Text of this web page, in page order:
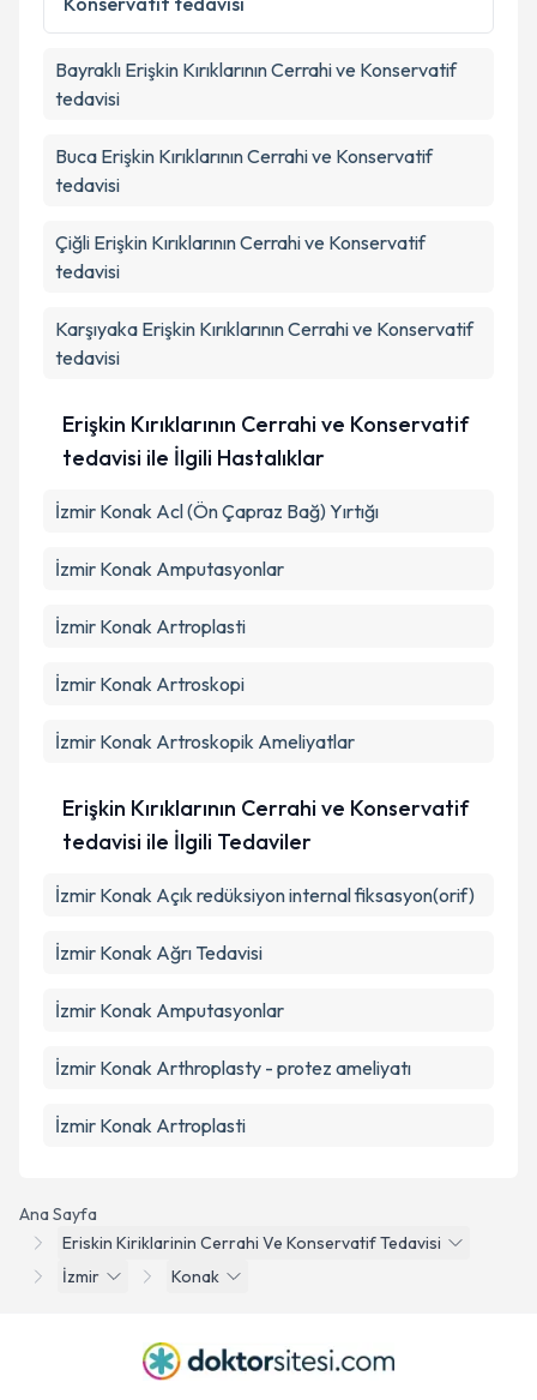
Takvim Talebini Gönder
Ana Sayfa
Eriskin Kiriklarinin Cerrahi Ve Konservatif Tedavisi
İzmir
Konak
Bayraklı Erişkin Kırıklarının Cerrahi ve Konservatif
tedavisi
Buca Erişkin Kırıklarının Cerrahi ve Konservatif
tedavisi
Çiğli Erişkin Kırıklarının Cerrahi ve Konservatif
tedavisi
Karşıyaka Erişkin Kırıklarının Cerrahi ve Konservatif
tedavisi
Erişkin Kırıklarının Cerrahi ve Konservatif
tedavisi ile İlgili Hastalıklar
İzmir Konak Acl (Ön Çapraz Bağ) Yırtığı
İzmir Konak Amputasyonlar
İzmir Konak Artroplasti
İzmir Konak Artroskopi
İzmir Konak Artroskopik Ameliyatlar
Erişkin Kırıklarının Cerrahi ve Konservatif
tedavisi ile İlgili Tedaviler
İzmir Konak Açık redüksiyon internal fiksasyon(orif)
İzmir Konak Ağrı Tedavisi
İzmir Konak Amputasyonlar
İzmir Konak Arthroplasty - protez ameliyatı
İzmir Konak Artroplasti